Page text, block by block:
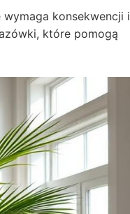
konsekwencji i
które pomogą